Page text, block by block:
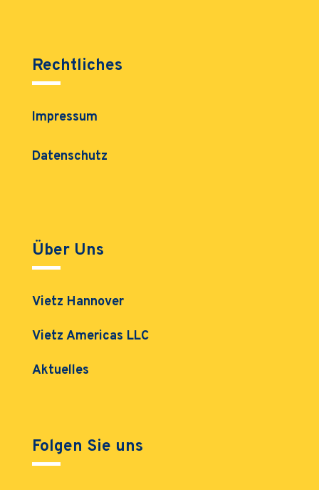
Rechtliches
Impressum
Datenschutz
Über Uns
Vietz Hannover
Vietz Americas LLC
Aktuelles
Folgen Sie uns